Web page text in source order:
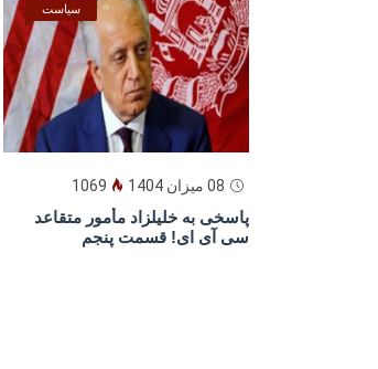
سیاست
08 میزان 1404 1069
پاسخى به خليلزاد مأمور متقاعد
سى آى اى! قسمت پنجم